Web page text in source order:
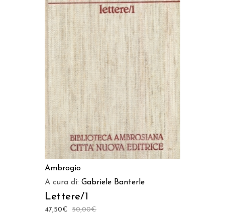
AGGIUNGI AL CARRELLO
Ambrogio
A cura di: Gabriele Banterle
Lettere/1
50,00€
47,50€